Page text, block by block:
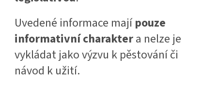
Uvedené informace majípouze
informativní charaktera nelze je
vykládat jako výzvu k pěstování či
návod k užití.